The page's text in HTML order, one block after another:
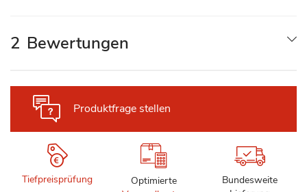
Produktfrage stellen
Tiefpreisprüfung
Optimierte
Bundesweite
2 Bewertungen